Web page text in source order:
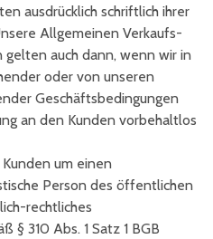
ausdrücklich schriftlich ihrer
Allgemeinen Verkaufs-
auch dann, wenn wir in
oder von unseren
Geschäftsbedingungen
an den Kunden vorbehaltlos
um einen
Person des öffentlichen
rechtliches
§ 310 Abs. 1 Satz 1 BGB